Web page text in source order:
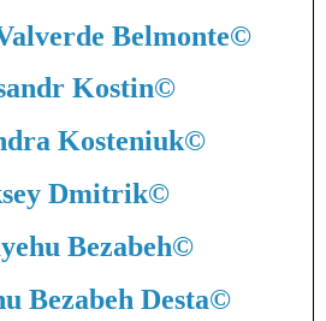
Belmonte©
Kostin©
Kosteniuk©
Dmitrik©
Bezabeh©
Bezabeh Desta©